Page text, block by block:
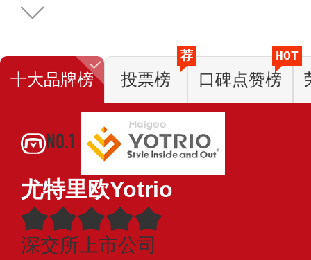
十大品牌榜 投票榜
荐
口碑点赞榜
HOT
NO.1
尤特里欧Yotrio
深交所上市公司